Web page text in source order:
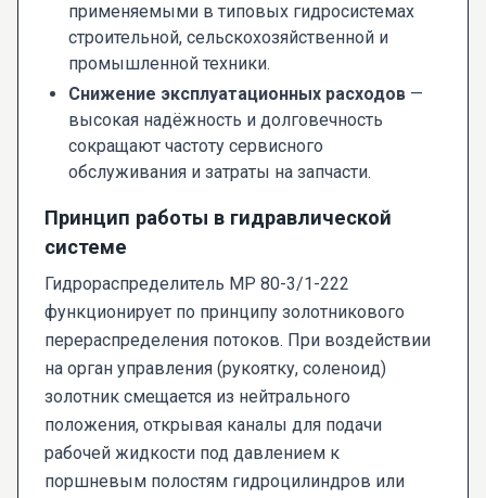
применяемыми в типовых гидросистемах
строительной, сельскохозяйственной и
промышленной техники.
Снижение эксплуатационных расходов —
высокая надёжность и долговечность
сокращают частоту сервисного
обслуживания и затраты на запчасти.
Принцип работы в гидравлической
системе
Гидрораспределитель МР 80-3/1-222
функционирует по принципу золотникового
перераспределения потоков. При воздействии
на орган управления (рукоятку, соленоид)
золотник смещается из нейтрального
положения, открывая каналы для подачи
рабочей жидкости под давлением к
поршневым полостям гидроцилиндров или